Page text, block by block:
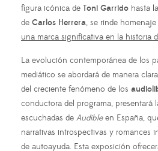
figura icónica de Toni Garrido hasta
de Carlos Herrera, se rinde
una marca significativa en la historia
La evolución contemporánea de los
mediático se abordará de manera
del creciente fenómeno de los
conductora del programa, presentará
escuchadas de Audibleen España,
narrativas introspectivas y romances
de autoayuda. Esta exposición